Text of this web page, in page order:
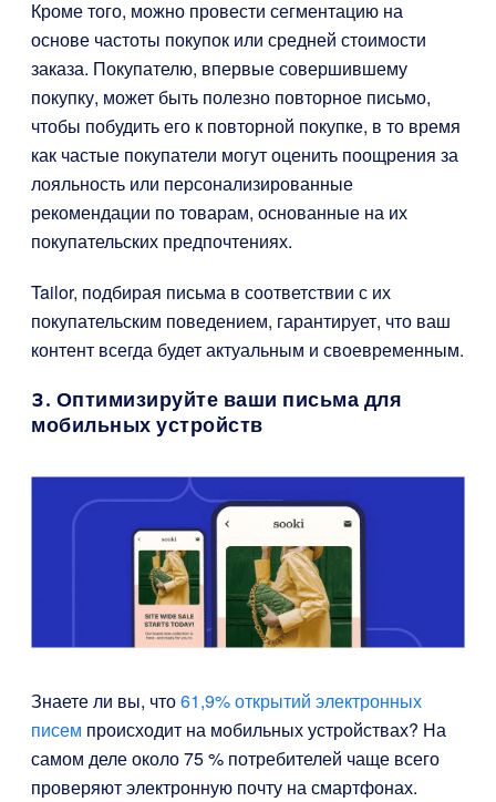
Кроме того, можно провести сегментацию на
основе частоты покупок или средней стоимости
заказа. Покупателю, впервые совершившему
покупку, может быть полезно повторное письмо,
чтобы побудить его к повторной покупке, в то время
как частые покупатели могут оценить поощрения за
лояльность или персонализированные
рекомендации по товарам, основанные на их
покупательских предпочтениях.
Tailor, подбирая письма в соответствии с их
покупательским поведением, гарантирует, что ваш
контент всегда будет актуальным и своевременным.
3. Оптимизируйте ваши письма для
мобильных устройств
Знаете ли вы, что61,9% открытий электронных
писем происходит на мобильных устройствах? На
самом деле около 75 % потребителей чаще всего
проверяют электронную почту на смартфонах.